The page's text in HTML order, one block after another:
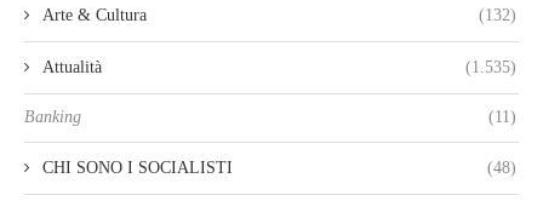
Arte & Cultura (132)
Attualità (1.535)
Banking (11)
CHI SONO I SOCIALISTI (48)